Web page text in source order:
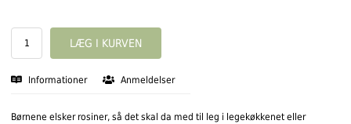
Informationer Anmeldelser
Børnene elsker rosiner, så det skal da med til leg i legekøkkenet eller